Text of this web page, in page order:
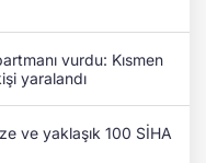
vurdu: Kısmen
yaralandı
ve yaklaşık 100 SİHA